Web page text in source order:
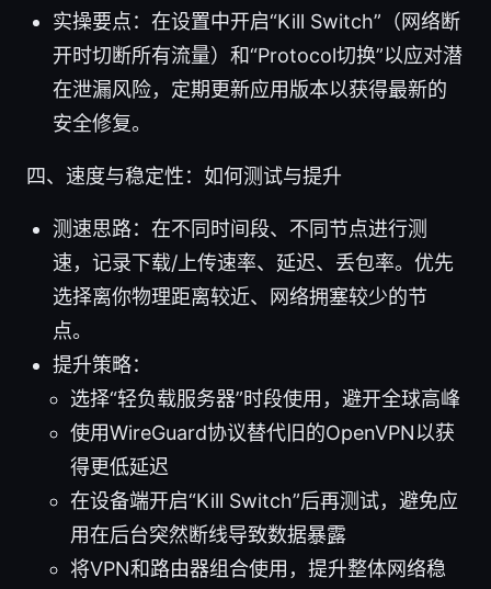
实操要点：在设置中开启“Kill Switch”（网络断
开时切断所有流量）和“Protocol切换”以应对潜
在泄漏风险，定期更新应用版本以获得最新的
安全修复。
四、速度与稳定性：如何测试与提升
测速思路：在不同时间段、不同节点进行测
速，记录下载/上传速率、延迟、丢包率。优先
选择离你物理距离较近、网络拥塞较少的节
点。
提升策略：
选择“轻负载服务器”时段使用，避开全球高峰
使用WireGuard协议替代旧的OpenVPN以获
得更低延迟
在设备端开启“Kill Switch”后再测试，避免应
用在后台突然断线导致数据暴露
将VPN和路由器组合使用，提升整体网络稳